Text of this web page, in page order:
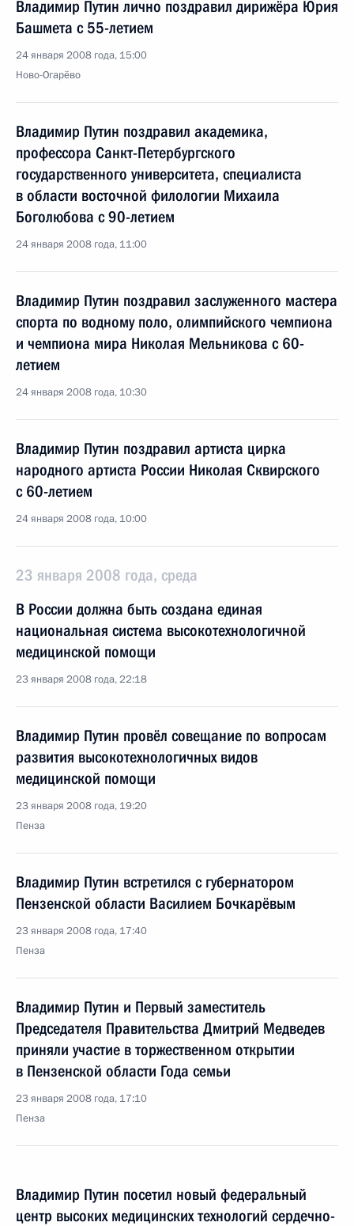
Владимир Путин лично поздравил дирижёра Юрия
Башмета с 55-летием
24 января 2008 года, 15:00
Ново-Огарёво
Владимир Путин поздравил академика,
профессора Санкт-Петербургского
государственного университета, специалиста
в области восточной филологии Михаила
Боголюбова с 90-летием
24 января 2008 года, 11:00
Владимир Путин поздравил заслуженного мастера
спорта по водному поло, олимпийского чемпиона
и чемпиона мира Николая Мельникова с 60-
летием
24 января 2008 года, 10:30
Владимир Путин поздравил артиста цирка
народного артиста России Николая Сквирского
с 60-летием
24 января 2008 года, 10:00
23 января 2008 года, среда
В России должна быть создана единая
национальная система высокотехнологичной
медицинской помощи
23 января 2008 года, 22:18
Владимир Путин провёл совещание по вопросам
развития высокотехнологичных видов
медицинской помощи
23 января 2008 года, 19:20
Пенза
Владимир Путин встретился с губернатором
Пензенской области Василием Бочкарёвым
23 января 2008 года, 17:40
Пенза
Владимир Путин и Первый заместитель
Председателя Правительства Дмитрий Медведев
приняли участие в торжественном открытии
в Пензенской области Года семьи
23 января 2008 года, 17:10
Пенза
Владимир Путин посетил новый федеральный
центр высоких медицинских технологий сердечно-